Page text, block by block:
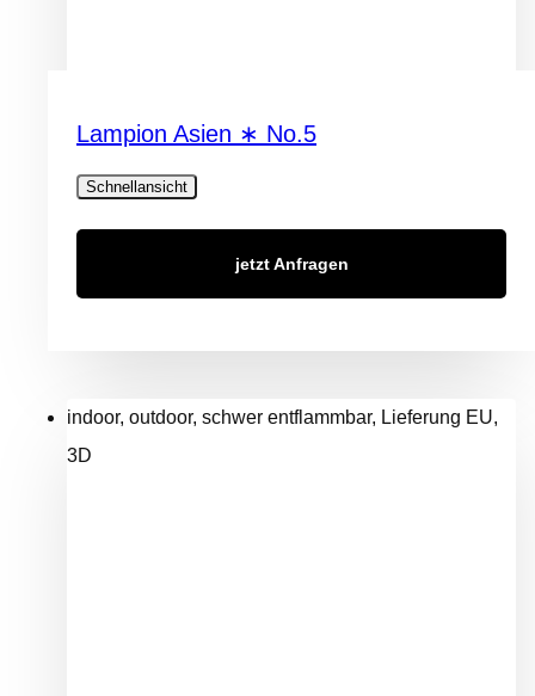
Lampion Asien ∗ No.5
Schnellansicht
jetzt Anfragen
indoor, outdoor, schwer entflammbar, Lieferung EU,
3D